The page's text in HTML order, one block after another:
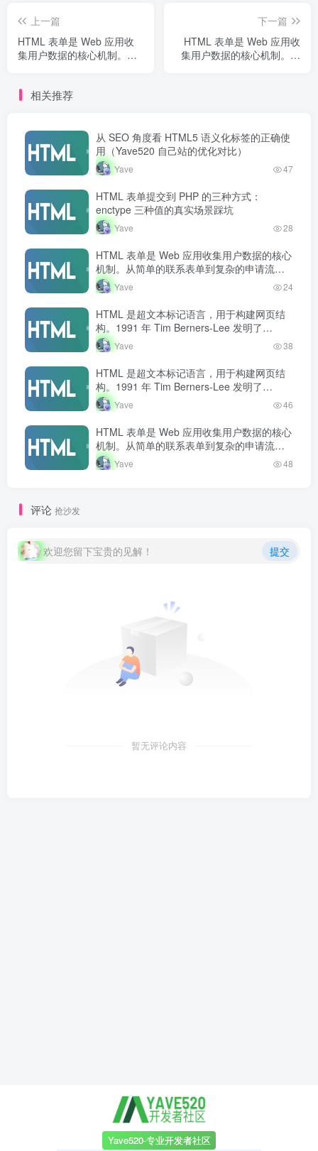
上一篇
HTML 表单是 Web 应用收
集用户数据的核心机制。从
在。掌握表单创建和处理是
下一篇
HTML 表单是 Web 应用收
集用户数据的核心机制。从
相关推荐
从 SEO 角度看 HTML5 语义化标签的正确使
用（Yave520 自己站的优化对比）
Yave 47
HTML 表单提交到 PHP 的三种方式：
enctype 三种值的真实场景踩坑
Yave 28
HTML 表单是 Web 应用收集用户数据的核心
机制。从简单的联系表单到复杂的申请流
程，表单几乎无处不在。掌握表单创建和处
理是 Web 开发者的必备技能。
Yave 24
HTML 是超文本标记语言，用于构建网页结
构。1991 年 Tim Berners-Lee 发明了
HTML，此后经历多个版本演进，现行标准为
HTML5…
Yave 38
HTML 是超文本标记语言，用于构建网页结
构。1991 年 Tim Berners-Lee 发明了
HTML，此后经历多个版本演进，现行标准为
HTML5…
Yave 46
HTML 表单是 Web 应用收集用户数据的核心
机制。从简单的联系表单到复杂的申请流
程，表单几乎无处不在。掌握表单创建和处
理是 Web 开发者的必备技能。
Yave 48
评论 抢沙发
欢迎您留下宝贵的见解！ 提交
暂无评论内容
Yave520-专业开发者社区